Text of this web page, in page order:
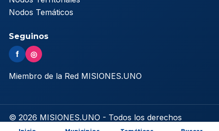
Nodos Temáticos
Seguinos
f ◎
Miembro de la Red MISIONES.UNO
© 2026 MISIONES.UNO - Todos los derechos
reservados